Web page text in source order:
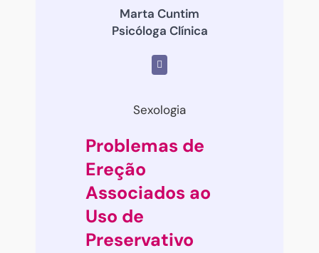
Marta Cuntim
Psicóloga Clínica
Sexologia
Problemas de
Ereção
Associados ao
Uso de
Preservativo